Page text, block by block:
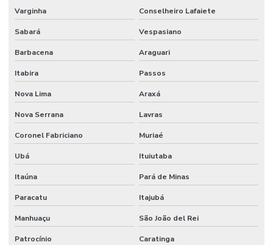
Varginha Conselheiro Lafaiete
Sabará Vespasiano
Barbacena Araguari
Itabira Passos
Nova Lima Araxá
Nova Serrana Lavras
Coronel Fabriciano Muriaé
Ubá Ituiutaba
Itaúna Pará de Minas
Paracatu Itajubá
Manhuaçu São João del Rei
Patrocínio Caratinga